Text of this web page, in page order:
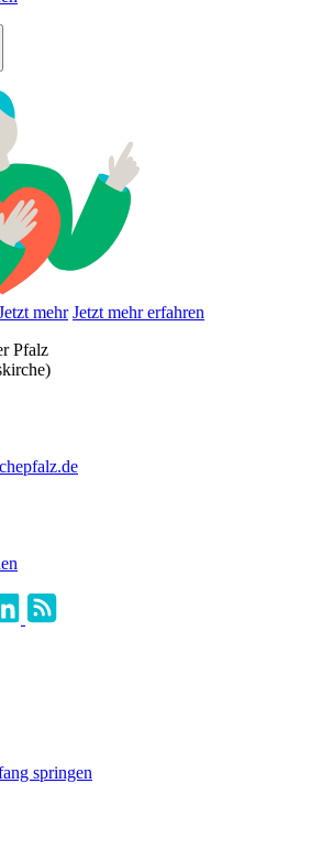
mehr Jetzt mehr erfahren
Pfalz
springen